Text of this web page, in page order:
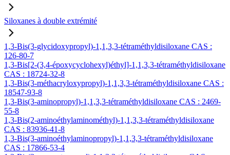
Siloxanes à double extrémité
1,3-Bis(3-glycidoxypropyl)-1,1,3,3-tétraméthyldisiloxane CAS :
126-80-7
1,3-Bis[2-(3,4-époxycyclohexyl)éthyl]-1,1,3,3-tétraméthyldisiloxane
CAS : 18724-32-8
1,3-Bis(3-méthacryloxypropyl)-1,1,3,3-tétraméthyldisiloxane CAS :
18547-93-8
1,3-Bis(3-aminopropyl)-1,1,3,3-tétraméthyldisiloxane CAS : 2469-
55-8
1,3-Bis(2-aminoéthylaminométhyl)-1,1,3,3-tétraméthyldisiloxane
CAS : 83936-41-8
1,3-Bis(3-aminoéthylaminopropyl)-1,1,3,3-tétraméthyldisiloxane
CAS : 17866-53-4